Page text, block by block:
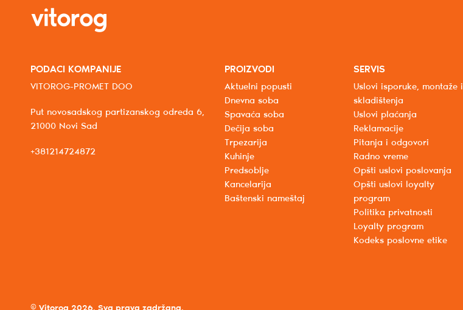
PODACI KOMPANIJE
VITOROG-PROMET DOO
Put novosadskog partizanskog odreda 6,
21000 Novi Sad
+381214724872
PROIZVODI
Aktuelni popusti
Dnevna soba
Spavaća soba
Dečija soba
Trpezarija
Kuhinje
Predsoblje
Kancelarija
Baštenski nameštaj
SERVIS
Uslovi isporuke, montaže i
skladištenja
Uslovi plaćanja
Reklamacije
Pitanja i odgovori
Radno vreme
Opšti uslovi poslovanja
Opšti uslovi loyalty
program
Politika privatnosti
Loyalty program
Kodeks poslovne etike